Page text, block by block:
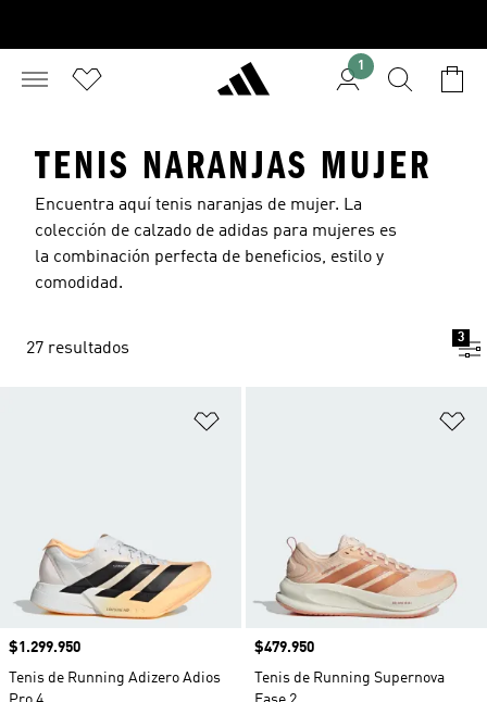
1
TENIS NARANJAS MUJER
Encuentra aquí tenis naranjas de mujer. La
colección de calzado de adidas para mujeres es
la combinación perfecta de beneficios, estilo y
comodidad.
27 resultados
3
Precio
$1.299.950
Tenis de Running Adizero Adios
Precio
$479.950
Tenis de Running Supernova